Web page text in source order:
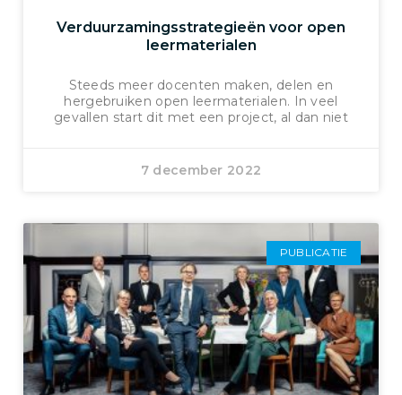
Verduurzamingsstrategieën voor open
leermaterialen
Steeds meer docenten maken, delen en
hergebruiken open leermaterialen. In veel
gevallen start dit met een project, al dan niet
7 december 2022
PUBLICATIE